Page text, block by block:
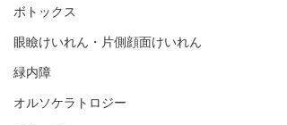
ボトックス
眼瞼けいれん・片側顔面けいれん
緑内障
オルソケラトロジー